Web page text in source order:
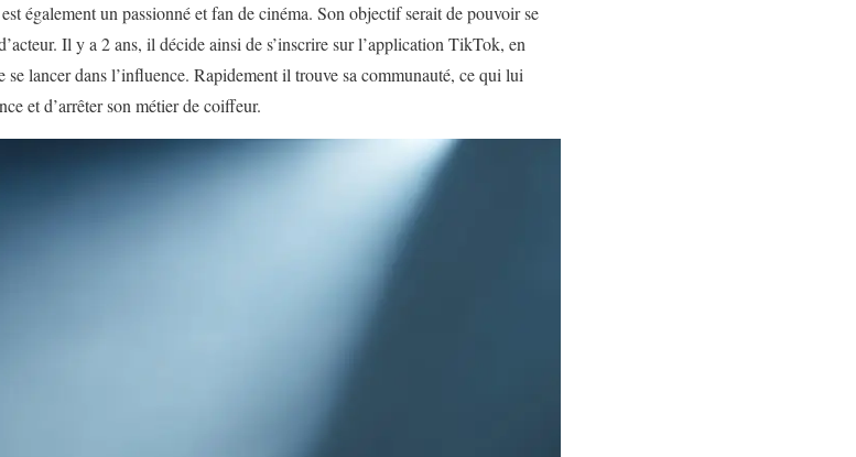
également un passionné et fan de cinéma. Son objectif serait de pouvoir se
Il y a 2 ans, il décide ainsi de s’inscrire sur l’application TikTok, en
lancer dans l’influence. Rapidement il trouve sa communauté, ce qui lui
et d’arrêter son métier de coiffeur.